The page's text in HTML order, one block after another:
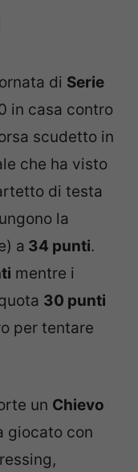
di Serie
in casa contro
scudetto in
che ha visto
di testa
la
a 34 punti.
mentre i
30 punti
per tentare
un Chievo
giocato con